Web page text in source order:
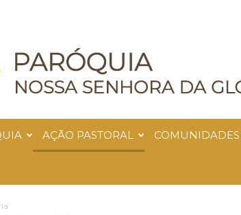
AÇÃO PASTORAL COMUNIDADES